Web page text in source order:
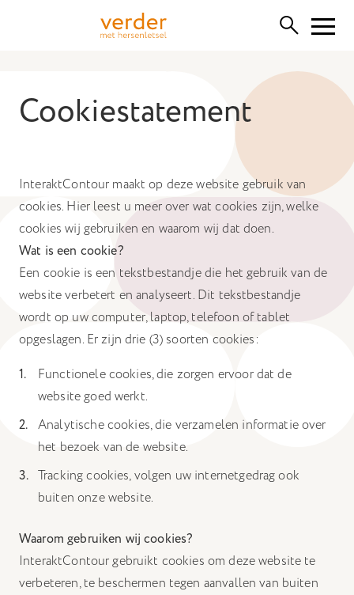
Cookiestatement
InteraktContour maakt op deze website gebruik van
cookies. Hier leest u meer over wat cookies zijn, welke
cookies wij gebruiken en waarom wij dat doen.
Wat is een cookie?
Een cookie is een tekstbestandje die het gebruik van de
website verbetert en analyseert. Dit tekstbestandje
wordt op uw computer, laptop, telefoon of tablet
opgeslagen. Er zijn drie (3) soorten cookies:
Functionele cookies, die zorgen ervoor dat de
website goed werkt.
Analytische cookies, die verzamelen informatie over
het bezoek van de website.
Tracking cookies, volgen uw internetgedrag ook
buiten onze website.
Waarom gebruiken wij cookies?
InteraktContour gebruikt cookies om deze website te
verbeteren, te beschermen tegen aanvallen van buiten
Deze cookies zijn nodig voor het correct functioneren van
de website. Let op, deze kunt u niet uitschakelen.
Hiermee kunnen we inhoud van derden insluiten, zoals
YouTube, Vimeo of SoundCloud. Het uitschakelen hiervan
kan bepaalde functionaliteiten van de website verwijderen.
Analytische cookies
Hiermee kunnen we de prestaties van onze website
monitoren en verbeteren, evenals anoniem
gebruikersonderzoek uitvoeren.
Advertentie cookies
websites en apps van derden, zoals Facebook en Instagram.
Het uitschakelen van bepaalde cookies kan
ervoor zorgen dat gerelateerde functionaliteit
niet goed werkt. U kunt uw voorkeuren op elk
moment wijzigen.
Accepteer alle cookies